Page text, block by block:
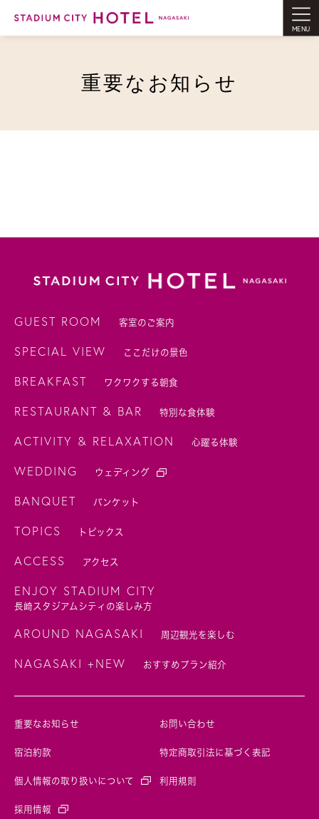
MENU
重要なお知らせ
GUEST ROOM 客室のご案内
SPECIAL VIEW ここだけの景色
BREAKFAST ワクワクする朝食
RESTAURANT & BAR 特別な食体験
ACTIVITY & RELAXATION 心躍る体験
WEDDING ウェディング
BANQUET バンケット
TOPICS トピックス
ACCESS アクセス
ENJOY STADIUM CITY
長崎スタジアムシティの楽しみ方
AROUND NAGASAKI 周辺観光を楽しむ
NAGASAKI +NEW おすすめプラン紹介
重要なお知らせ お問い合わせ
宿泊約款 特定商取引法に基づく表記
個人情報の取り扱いについて 利用規則
採用情報